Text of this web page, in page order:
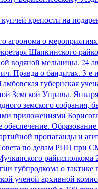
крепости на
агронома о
Шапкинского
водяной мельницы. 24
Правда о бандитах. 3-е
губернская
Земской Управы.
земского собрания,
приложениями
пропаганды и
по делам РПЦ
райисполкома
губпродкома о
ученой архивной